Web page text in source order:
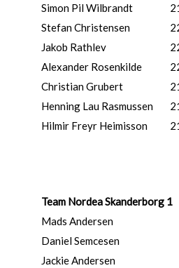
Simon Pil Wilbrandt
Stefan Christensen
Jakob Rathlev
Alexander Rosenkilde
Christian Grubert
Henning Lau Rasmussen
Hilmir Freyr Heimisson
Team Nordea Skanderborg 1
Mads Andersen
Daniel Semcesen
Jackie Andersen